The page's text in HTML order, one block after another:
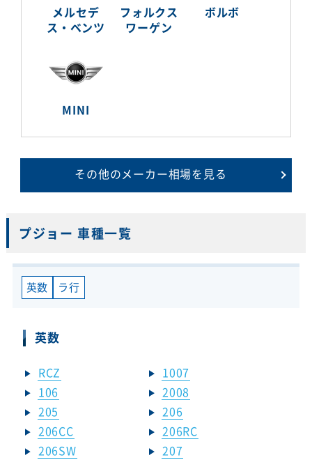
メルセデ
ス・ベンツ
フォルクス
ワーゲン
ボルボ
MINI
その他のメーカー相場を見る
プジョー 車種一覧
英数 ラ行
英数
RCZ
1007
106
2008
205
206
206CC
206RC
206SW
207